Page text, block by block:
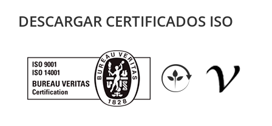
DESCARGAR CERTIFICADOS ISO